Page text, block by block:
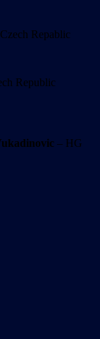
Repablic
Republic
– HG